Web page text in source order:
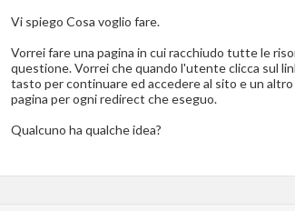
Vi spiego Cosa voglio fare.
Vorrei fare una pagina in cui racchiudo tutte le
questione. Vorrei che quando l'utente clicca sul
tasto per continuare ed accedere al sito e un
pagina per ogni redirect che eseguo.
Qualcuno ha qualche idea?